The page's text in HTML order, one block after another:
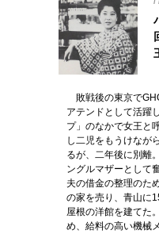
敗戦後の東京で
アテンドとして活躍
プ」のなかで女王と
し二児をもうけなが
るが、二年後に別離
ングルマザーとし
夫の借金の整理のた
の家を売り、青山に
屋根の洋館を建てた
め、給料の高い機械